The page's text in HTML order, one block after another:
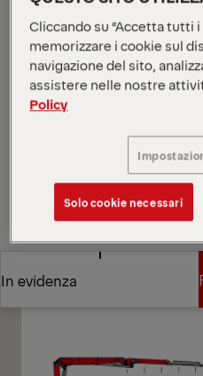
Epslink di EPSILON e
tra due diversi metodi di
*A seconda della
selezionato.
Apri diagrammi
Richieda un preventivo
Richieda un preventivo
Trovi un partner
Trovi un partner
In evidenzaDiagrammi
Cliccando su “Accetta tutti
memorizzare i cookie sul
navigazione del sito,
assistere nelle nostre
Policy
Solo cookie necessari